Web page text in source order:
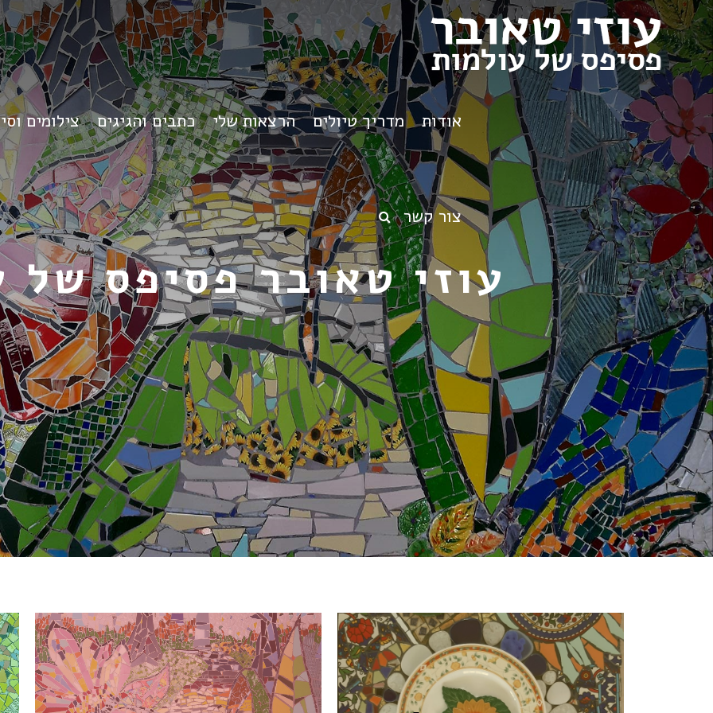
אודות מדריך טיולים הרצאות שלי כתבים והגיגים צילומים
צור קשר
עוזי טאובר פסיפס של
מדריך טיולים ההרצאות שלי